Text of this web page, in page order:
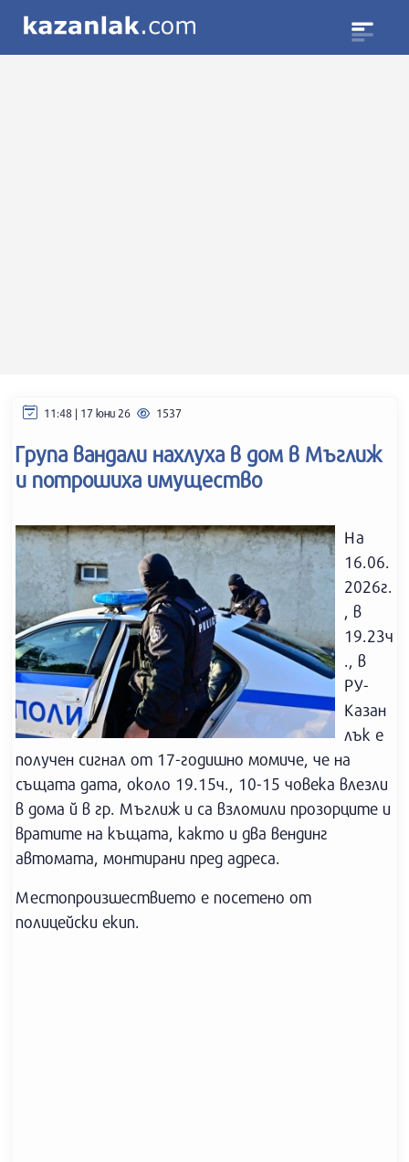
11:48 | 17 юни 26 1537
Група вандали нахлуха в дом в Мъглиж
и потрошиха имущество
На
16.06.
2026г.
, в
19.23ч
., в
РУ-
Казан
лък e
получен сигнал от 17-годишно момиче, че на
същата дата, около 19.15ч., 10-15 човека влезли
в дома й в гр. Мъглиж и са взломили прозорците и
вратите на къщата, както и два вендинг
автомата, монтирани пред адреса.
Местопроизшествието е посетено от
полицейски екип.